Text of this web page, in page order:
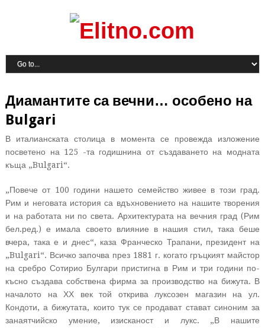
Диамантите са вечни… особено на
Bulgari
В италианската столица в момента се провежда изложение
посветено на 125 -та годишнина от създаването на модната
къща „Bulgari“.
„Повече от 100 години нашето семейство живее в този град.
Рим и неговата история са вдъхновението на нашите творения
и на работата ни по света. Архитектурата на вечния град (Рим
бел.ред.) е имала своето влияние в нашия стил, така беше
вчера, така е и днес“, каза Франческо Трапани, президент на
„Bulgari“. Всичко започва през 1881 г. когато гръцкият майстор
на сребро Сотирио Булгари пристигна в Рим и три години по-
късно създава собствена фирма за производство на бижута. В
началото на ХХ век той открива луксозен магазин на ул.
Кондоти, а бижутата, които тук се продават стават синоним за
занаятчийско умение, изисканост и лукс. „В нашите